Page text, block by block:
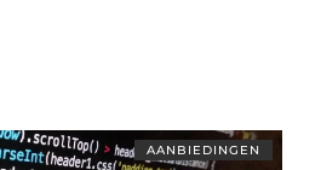
AANBIEDINGEN